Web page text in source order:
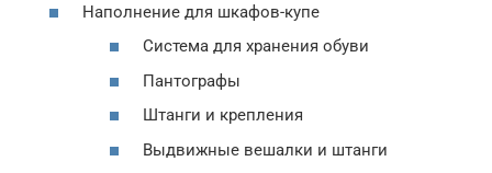
Наполнение для шкафов-купе
Система для хранения обуви
Пантографы
Штанги и крепления
Выдвижные вешалки и штанги